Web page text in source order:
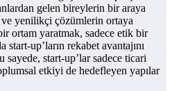
gelen bireylerin bir araya
yenilikçi çözümlerin ortaya
bir ortam yaratmak, sadece etik bir
up’ların rekabet avantajını
start-up’lar sadece ticari
etkiyi de hedefleyen yapılar